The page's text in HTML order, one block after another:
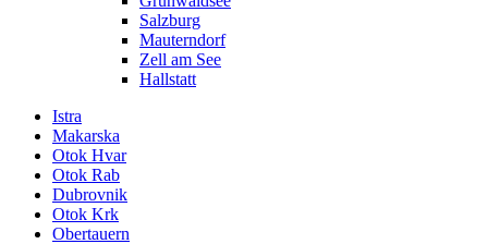
Salzburg
Mauterndorf
Zell am See
Hallstatt
Istra
Makarska
Otok Hvar
Otok Rab
Dubrovnik
Otok Krk
Obertauern